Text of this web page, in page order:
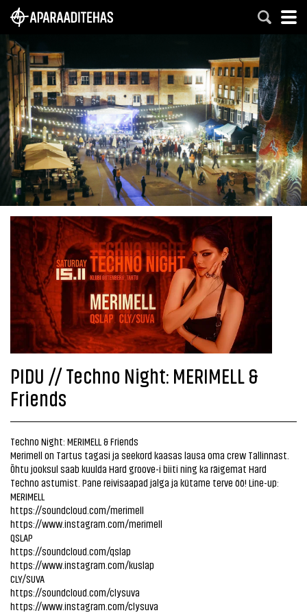
PIDU // Techno Night: MERIMELL &
Friends
Techno Night: MERIMELL & Friends
Merimell on Tartus tagasi ja seekord kaasas lausa oma crew Tallinnast.
Õhtu jooksul saab kuulda Hard groove-i biiti ning ka räigemat Hard
Techno astumist. Pane reivisaapad jalga ja kütame terve öö! Line-up:
MERIMELL
https://soundcloud.com/merimell
https://www.instagram.com/merimell
QSLAP
https://soundcloud.com/qslap
https://www.instagram.com/kuslap
CLY/SUVA
https://soundcloud.com/clysuva
https://www.instagram.com/clysuva